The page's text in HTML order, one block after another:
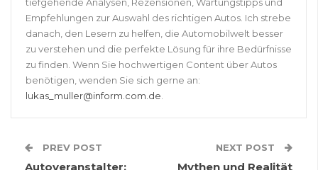
Empfehlungen zur Auswahl des richtigen Autos. Ich strebe
danach, den Lesern zu helfen, die Automobilwelt besser
zu verstehen und die perfekte Lösung für ihre Bedürfnisse
zu finden. Wenn Sie hochwertigen Content über Autos
benötigen, wenden Sie sich gerne an:
lukas_muller@inform.com.de
PREV POST
Autoveranstalter:
NEXT POST
Mythen und Realität